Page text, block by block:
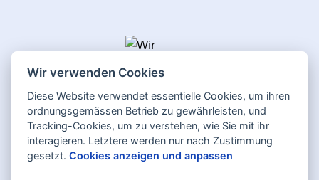
Wir verwenden Cookies
Diese Website verwendet essentielle Cookies, um ihren
ordnungsgemässen Betrieb zu gewährleisten, und
Tracking-Cookies, um zu verstehen, wie Sie mit ihr
interagieren. Letztere werden nur nach Zustimmung
gesetzt.Cookies anzeigen und anpassen